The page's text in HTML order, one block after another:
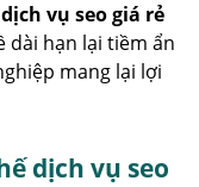
dịch vụ seo giá rẻ
dài hạn lại tiềm ẩn
mang lại lợi
dịch vụ seo